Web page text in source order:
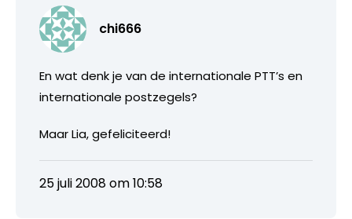
chi666
En wat denk je van de internationale PTT’s en
internationale postzegels?
Maar Lia, gefeliciteerd!
25 juli 2008 om 10:58